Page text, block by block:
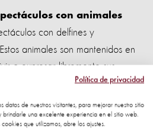
con animales
con delfines y
animales son mantenidos en
o expresar libremente sus
Política de privacidad
datos de nuestros visitantes, para mejorar nuestro sitio
una excelente experiencia en el sitio web.
que utilizamos, abre los ajustes.